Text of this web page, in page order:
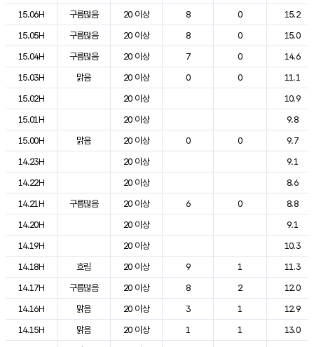
15.06H
구름많음 20 이상 8 0
15.2
15.05H
구름많음 20 이상 8 0
15.0
15.04H
구름많음 20 이상 7 0
14.6
15.03H
맑음 20 이상 0 0
11.1
15.02H
20 이상
10.9
15.01H
20 이상
9.8
15.00H
맑음 20 이상 0 0
9.7
14.23H
20 이상
9.1
14.22H
20 이상
8.6
14.21H
구름많음 20 이상 6 0
8.8
14.20H
20 이상
9.1
14.19H
20 이상
10.3
14.18H
흐림 20 이상 9 1
11.3
14.17H
구름많음 20 이상 8 2
12.0
14.16H
맑음 20 이상 3 1
12.9
14.15H
맑음 20 이상 1 1
13.0